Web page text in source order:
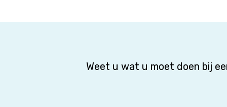
Weet u wat u moet doen bij